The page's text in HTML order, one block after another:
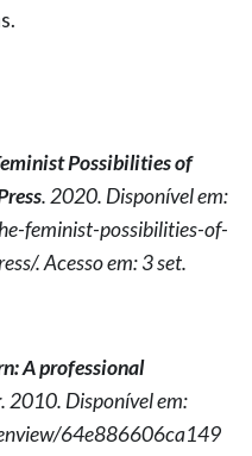
Possibilities of
. 2020. Disponível em:
feminist-possibilities-of-
. Acesso em: 3 set.
A professional
. 2010. Disponível em:
64e886606ca149